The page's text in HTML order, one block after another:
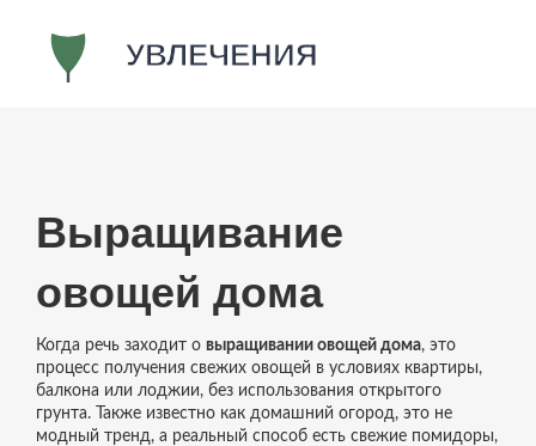
Выращивание
овощей дома
Когда речь заходит о выращивании овощей дома, это
процесс получения свежих овощей в условиях квартиры,
балкона или лоджии, без использования открытого
грунта. Также известно как домашний огород, это не
модный тренд, а реальный способ есть свежие помидоры,